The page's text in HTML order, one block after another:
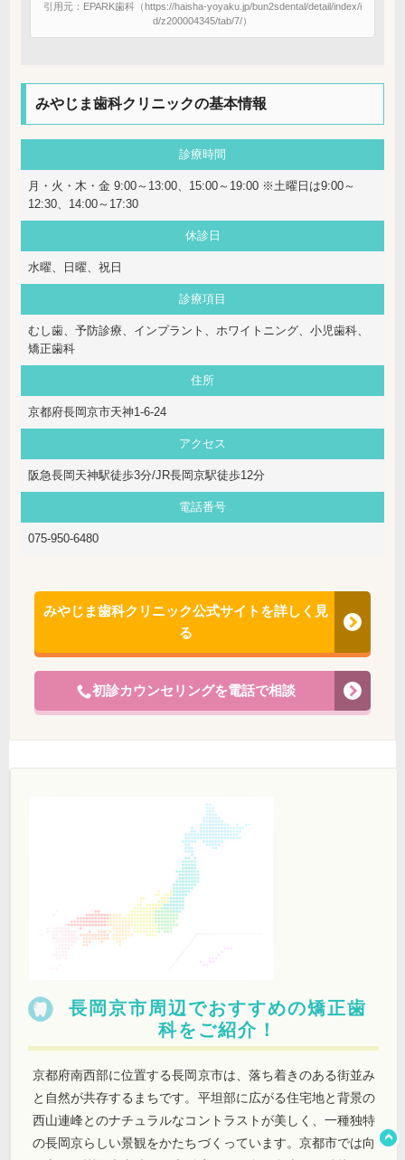
引用元：EPARK歯科（https://haisha-yoyaku.jp/bun2sdental/detail/index/i
d/z200004345/tab/7/）
みやじま歯科クリニックの基本情報
診療時間
月・火・木・金 9:00～13:00、15:00～19:00 ※土曜日は9:00～
12:30、14:00～17:30
休診日
水曜、日曜、祝日
診療項目
むし歯、予防診療、インプラント、ホワイトニング、小児歯科、
矯正歯科
住所
京都府長岡京市天神1-6-24
アクセス
阪急長岡天神駅徒歩3分/JR長岡京駅徒歩12分
電話番号
075-950-6480
みやじま歯科クリニック公式サイトを詳しく見
る
初診カウンセリングを電話で相談
長岡京市周辺でおすすめの矯正歯
科をご紹介！
京都府南西部に位置する長岡京市は、落ち着きのある街並み
と自然が共存するまちです。平坦部に広がる住宅地と背景の
西山連峰とのナチュラルなコントラストが美しく、一種独特
の長岡京らしい景観をかたちづくっています。京都市では向